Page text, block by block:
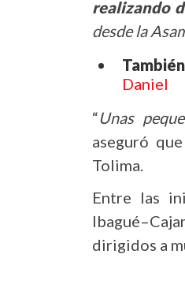
realizando
desde la
Daniel
“Unas
aseguró
Tolima.
Entre las
dirigidos a